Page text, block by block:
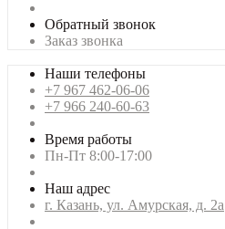
Обратный звонок
Заказ звонка
Наши телефоны
+7 967 462-06-06
+7 966 240-60-63
Время работы
Пн-Пт 8:00-17:00
Наш адрес
г. Казань, ул. Амурская, д. 2а